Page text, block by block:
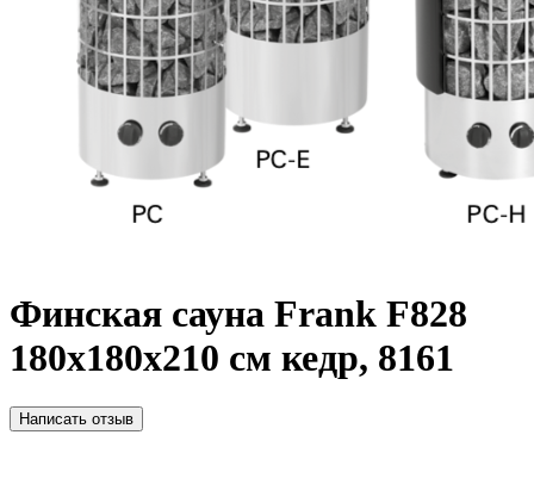
Финская сауна Frank F828
180х180x210 см кедр, 8161
Написать отзыв